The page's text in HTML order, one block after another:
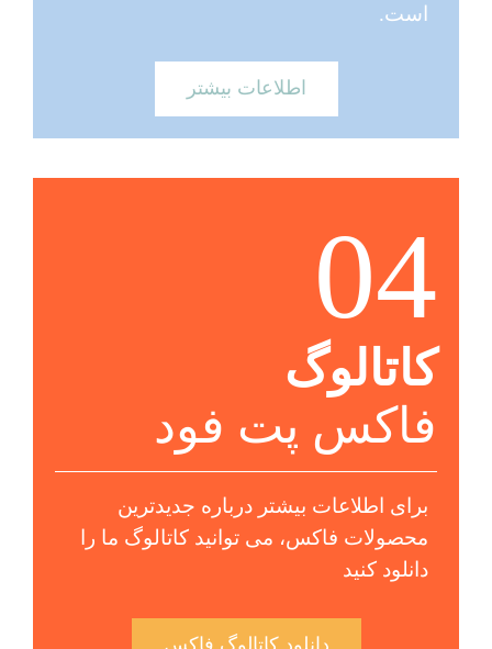
است.
اطلاعات بیشتر
04
کاتالوگ
فاکس پت فود
برای اطلاعات بیشتر درباره جدیدترین
محصولات فاکس، می توانید کاتالوگ ما را
دانلود کنید